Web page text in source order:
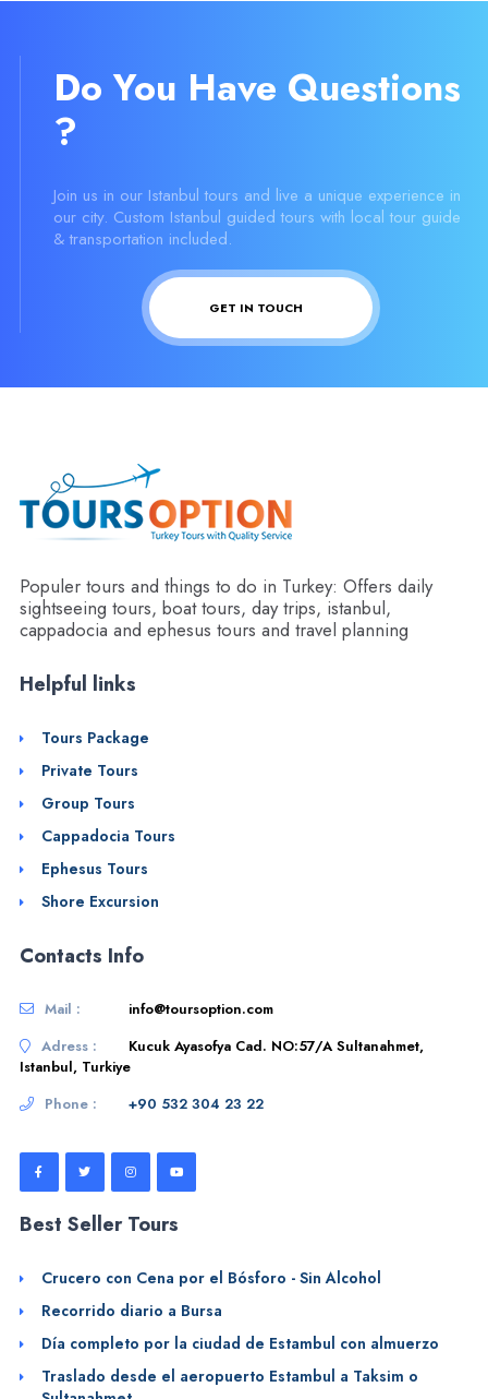
Do You Have Questions
?
Join us in our Istanbul tours and live a unique experience in
our city. Custom Istanbul guided tours with local tour guide
& transportation included.
GET IN TOUCH
Populer tours and things to do in Turkey: Offers daily
sightseeing tours, boat tours, day trips, istanbul,
cappadocia and ephesus tours and travel planning
Helpful links
Tours Package
Private Tours
Group Tours
Cappadocia Tours
Ephesus Tours
Shore Excursion
Contacts Info
Mail :
info@toursoption.com
Adress :
Kucuk Ayasofya Cad. NO:57/A Sultanahmet,
Istanbul, Turkiye
Phone :
+90 532 304 23 22
Best Seller Tours
Crucero con Cena por el Bósforo - Sin Alcohol
Recorrido diario a Bursa
Día completo por la ciudad de Estambul con almuerzo
Traslado desde el aeropuerto Estambul a Taksim o